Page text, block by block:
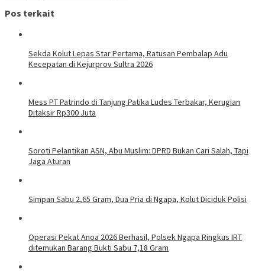
Pos terkait
Sekda Kolut Lepas Star Pertama, Ratusan Pembalap Adu
Kecepatan di Kejurprov Sultra 2026
Mess PT Patrindo di Tanjung Patika Ludes Terbakar, Kerugian
Ditaksir Rp300 Juta
Soroti Pelantikan ASN, Abu Muslim: DPRD Bukan Cari Salah, Tapi
Jaga Aturan
Simpan Sabu 2,65 Gram, Dua Pria di Ngapa, Kolut Diciduk Polisi
Operasi Pekat Anoa 2026 Berhasil, Polsek Ngapa Ringkus IRT
ditemukan Barang Bukti Sabu 7,18 Gram